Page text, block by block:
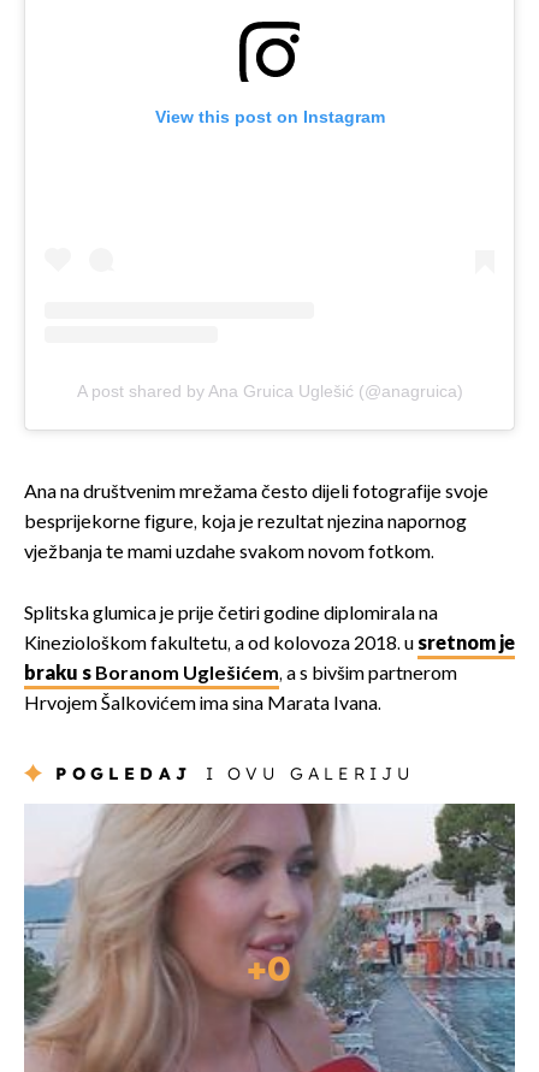
View this post on Instagram
A post shared by Ana Gruica Uglešić (@anagruica)
Ana na društvenim mrežama često dijeli fotografije svoje
besprijekorne figure, koja je rezultat njezina napornog
vježbanja te mami uzdahe svakom novom fotkom.
Splitska glumica je prije četiri godine diplomirala na
Kineziološkom fakultetu, a od kolovoza 2018. usretnom je
braku s Boranom Uglešićem, a s bivšim partnerom
Hrvojem Šalkovićem ima sina Marata Ivana.
POGLEDAJ I OVU GALERIJU
+0